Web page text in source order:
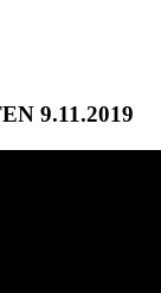
9.11.2019